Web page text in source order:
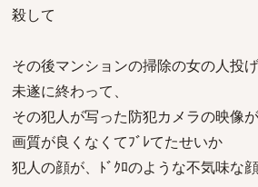
殺して
その後マンションの掃除の女の人投
未遂に終わって、
その犯人が写った防犯カメラの映像
画質が良くなくてﾌﾞﾚてたせいか
犯人の顔が、ﾄﾞｸﾛのような不気味な